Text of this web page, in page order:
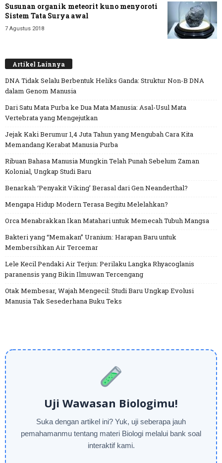
Susunan organik meteorit kuno menyoroti
Sistem Tata Surya awal
7 Agustus 2018
Artikel Lainnya
DNA Tidak Selalu Berbentuk Heliks Ganda: Struktur Non-B DNA
dalam Genom Manusia
Dari Satu Mata Purba ke Dua Mata Manusia: Asal-Usul Mata
Vertebrata yang Mengejutkan
Jejak Kaki Berumur 1,4 Juta Tahun yang Mengubah Cara Kita
Memandang Kerabat Manusia Purba
Ribuan Bahasa Manusia Mungkin Telah Punah Sebelum Zaman
Kolonial, Ungkap Studi Baru
Benarkah ‘Penyakit Viking’ Berasal dari Gen Neanderthal?
Mengapa Hidup Modern Terasa Begitu Melelahkan?
Orca Menabrakkan Ikan Matahari untuk Memecah Tubuh Mangsa
Bakteri yang “Memakan” Uranium: Harapan Baru untuk
Membersihkan Air Tercemar
Lele Kecil Pendaki Air Terjun: Perilaku Langka Rhyacoglanis
paranensis yang Bikin Ilmuwan Tercengang
Otak Membesar, Wajah Mengecil: Studi Baru Ungkap Evolusi
Manusia Tak Sesederhana Buku Teks
Uji Wawasan Biologimu!
Suka dengan artikel ini? Yuk, uji seberapa jauh
pemahamanmu tentang materi Biologi melalui bank soal
interaktif kami.